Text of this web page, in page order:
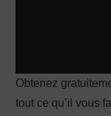
Obtenez
tout ce qu’il vous